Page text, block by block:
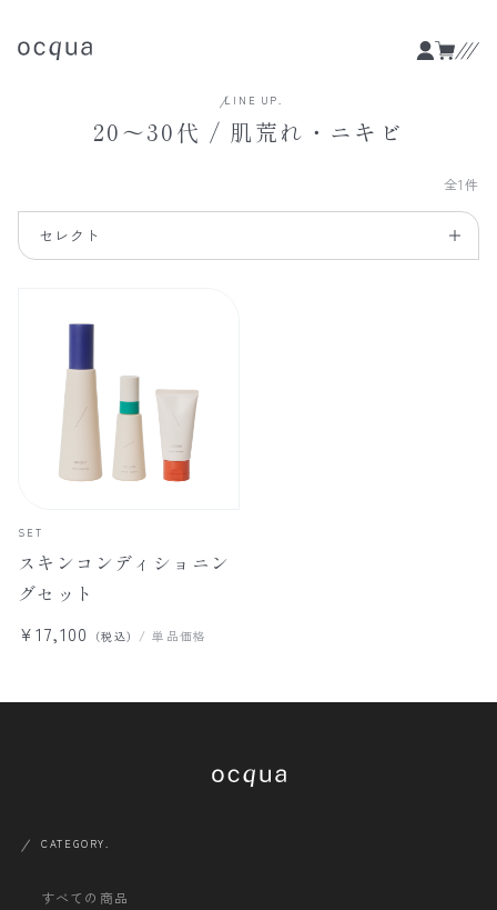
LINE UP.
20〜30代 / 肌荒れ・ニキビ
セレクト
全1件
SET
スキンコンディショニン
グセット
¥17,100
（税込） / 単品価格
CATEGORY.
すべての商品